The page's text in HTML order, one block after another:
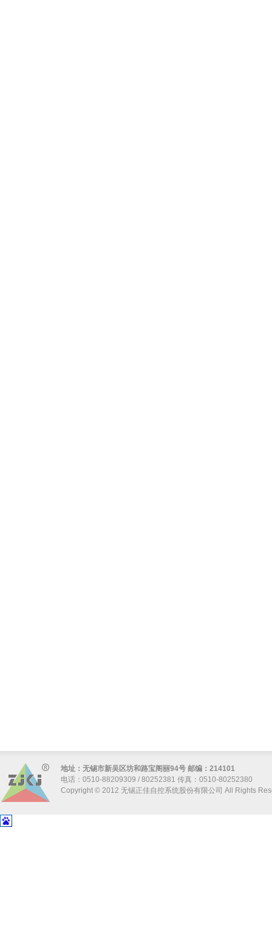
地址：无锡市新吴区坊和路宝阁丽94号 邮编：214101
电话：0510-88209309 / 80252381 传真：0510-80252380
Copyright © 2012 无锡正佳自控系统股份有限公司 All Rights